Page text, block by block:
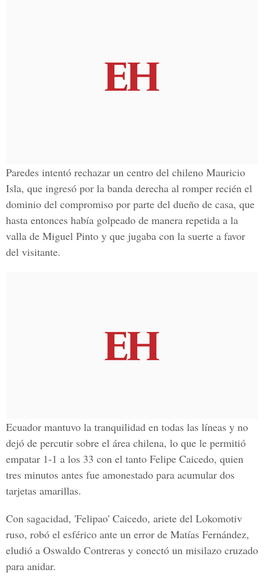
Paredes intentó rechazar un centro del chileno Mauricio
Isla, que ingresó por la banda derecha al romper recién el
dominio del compromiso por parte del dueño de casa, que
hasta entonces había golpeado de manera repetida a la
valla de Miguel Pinto y que jugaba con la suerte a favor
del visitante.
Ecuador mantuvo la tranquilidad en todas las líneas y no
dejó de percutir sobre el área chilena, lo que le permitió
empatar 1-1 a los 33 con el tanto Felipe Caicedo, quien
tres minutos antes fue amonestado para acumular dos
tarjetas amarillas.
Con sagacidad, 'Felipao' Caicedo, ariete del Lokomotiv
ruso, robó el esférico ante un error de Matías Fernández,
eludió a Oswaldo Contreras y conectó un misilazo cruzado
para anidar.